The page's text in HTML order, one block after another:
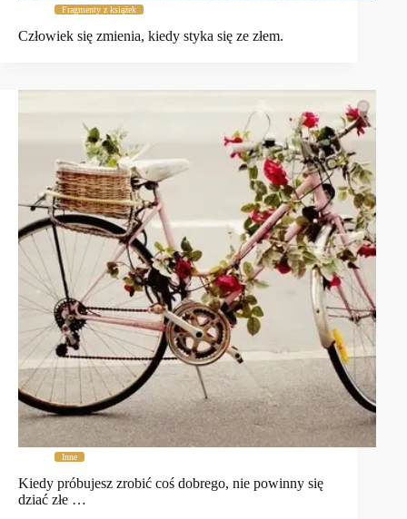
Fragmenty z książek
Człowiek się zmienia, kiedy styka się ze złem.
Inne
Kiedy próbujesz zrobić coś dobrego, nie powinny się
dziać złe …